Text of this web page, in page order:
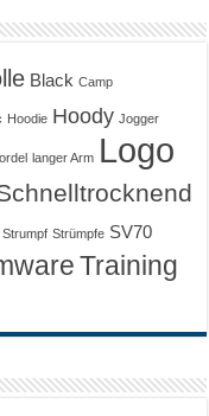
Black Camp
Hoodie Hoody Jogger
langer Arm Logo
Strumpf Strümpfe SV70
Training